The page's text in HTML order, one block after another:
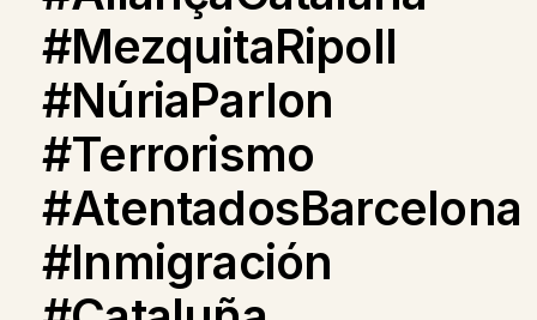
#MezquitaRipoll
#NúriaParlon
#Terrorismo
#AtentadosBarcelona
#Inmigración